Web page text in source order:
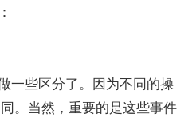
一些区分了。因为不同的操
。当然，重要的是这些事件